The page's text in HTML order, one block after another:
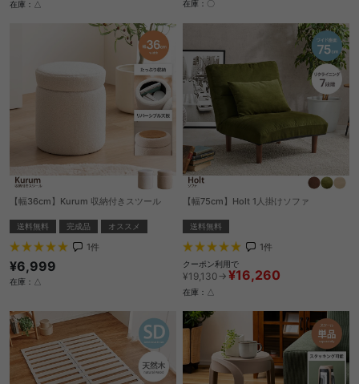
在庫：△ 在庫：〇
【幅36cm】Kurum 収納付きスツール
送料無料 完成品 オススメ
1件
¥6,999
在庫：△
【幅75cm】Holt 1人掛けソファ
送料無料
1件
クーポン利用で
¥19,130→ ¥16,260
在庫：△